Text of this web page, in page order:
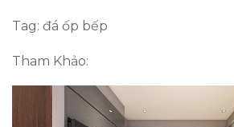
Tag: đá ốp bếp
Tham Khảo: